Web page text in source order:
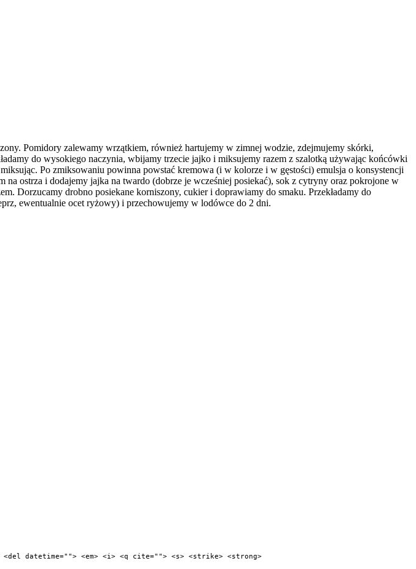
Pomidory zalewamy wrzątkiem, również hartujemy w zimnej wodzie, zdejmujemy skórki,
do wysokiego naczynia, wbijamy trzecie jajko i miksujemy razem z szalotką używając końcówki
Po zmiksowaniu powinna powstać kremowa (i w kolorze i w gęstości) emulsja o konsystencji
ostrza i dodajemy jajka na twardo (dobrze je wcześniej posiekać), sok z cytryny oraz pokrojone w
Dorzucamy drobno posiekane korniszony, cukier i doprawiamy do smaku. Przekładamy do
ewentualnie ocet ryżowy) i przechowujemy w lodówce do 2 dni.
datetime=""> <em> <i> <q cite=""> <s> <strike> <strong>